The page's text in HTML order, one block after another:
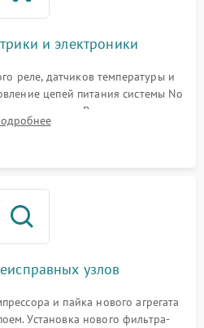
и электроники
реле, датчиков температуры и
цепей питания системы No
вентилятор. Ремонт или замена
при сбоях алгоритмов.
узлов
и пайка нового агрегата
Установка нового фильтра-